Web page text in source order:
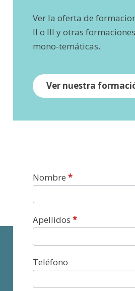
Ver la oferta de
II o III y otras
mono-temáticas.
Ver nuestra
Contacto
Nombre*
Apellidos*
Teléfono